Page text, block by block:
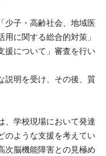
少子・高齢社会、地域医
に関する総合的対策」
援について」審査を行い
説明を受け、その後、質
、学校現場において発達
のような支援を考えてい
次脳機能障害との見極め